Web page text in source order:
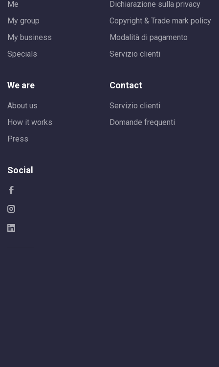
Me
My group
My business
Specials
Dichiarazione sulla privacy
Copyright & Trade mark policy
Modalità di pagamento
Servizio clienti
We are
About us
How it works
Press
Contact
Servizio clienti
Domande frequenti
Social